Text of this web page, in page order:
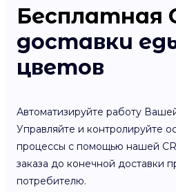
Бесплатная
доставки
цветов
Автоматизируйте работу
Управляйте и контролируйте
процессы с помощью нашей
заказа до конечной доставки
потребителю.